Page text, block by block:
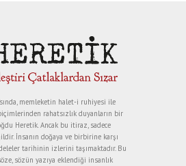
memleketin halet-i ruhiyesi ile
rahatsızlık duyanların bir
Heretik. Ancak bu itiraz, sadece
İnsanın doğaya ve birbirine karşı
tarihinin izlerini taşımaktadır. Bu
sözün yazıya eklendiği insanlık